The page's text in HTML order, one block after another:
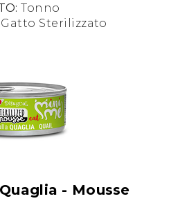
Tonno
Gatto Sterilizzato
- Mousse